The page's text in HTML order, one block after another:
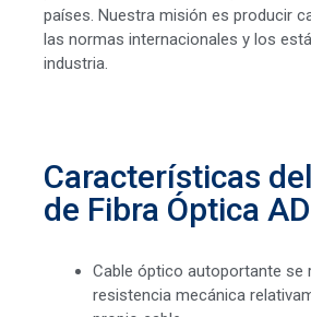
países. Nuestra misión es producir
las normas internacionales y los
industria.
Características
de Fibra Óptica
Cable óptico autoportante se
resistencia mecánica